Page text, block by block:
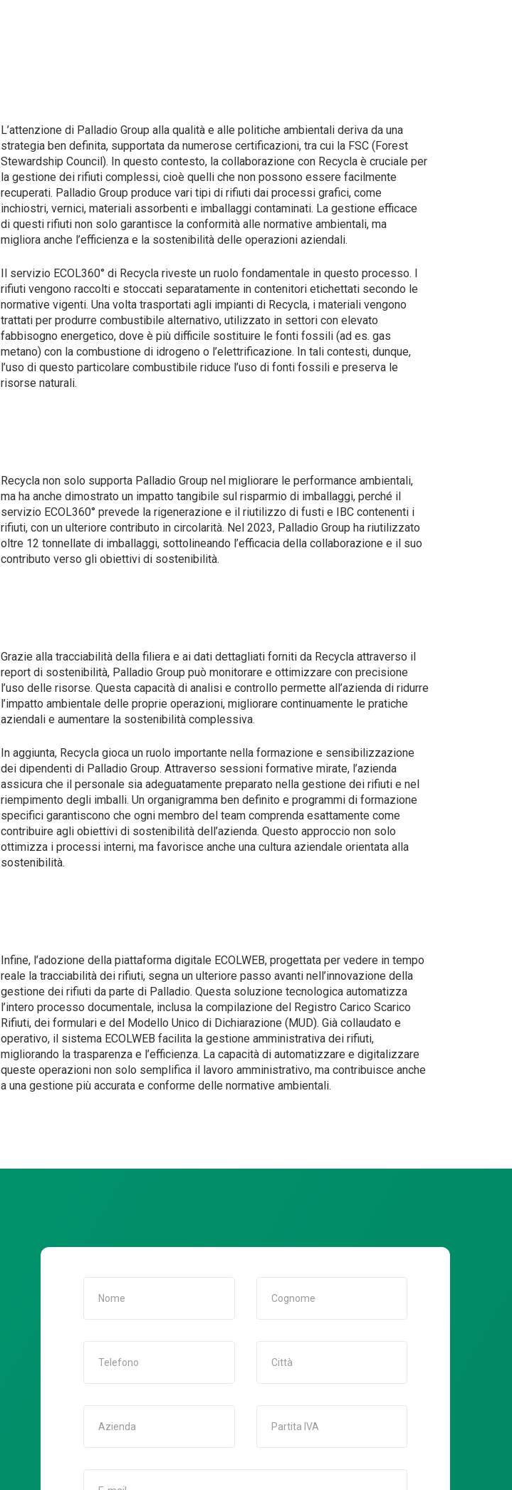
L’attenzione di Palladio Group alla qualità e alle politiche ambientali deriva da una
strategia ben definita, supportata da numerose certificazioni, tra cui la FSC (Forest
Stewardship Council). In questo contesto, la collaborazione con Recycla è cruciale per
la gestione dei rifiuti complessi, cioè quelli che non possono essere facilmente
recuperati. Palladio Group produce vari tipi di rifiuti dai processi grafici, come
inchiostri, vernici, materiali assorbenti e imballaggi contaminati. La gestione efficace
di questi rifiuti non solo garantisce la conformità alle normative ambientali, ma
migliora anche l’efficienza e la sostenibilità delle operazioni aziendali.
Il servizio ECOL360° di Recycla riveste un ruolo fondamentale in questo processo. I
rifiuti vengono raccolti e stoccati separatamente in contenitori etichettati secondo le
normative vigenti. Una volta trasportati agli impianti di Recycla, i materiali vengono
trattati per produrre combustibile alternativo, utilizzato in settori con elevato
fabbisogno energetico, dove è più difficile sostituire le fonti fossili (ad es. gas
metano) con la combustione di idrogeno o l’elettrificazione. In tali contesti, dunque,
l’uso di questo particolare combustibile riduce l’uso di fonti fossili e preserva le
risorse naturali.
Recycla non solo supporta Palladio Group nel migliorare le performance ambientali,
ma ha anche dimostrato un impatto tangibile sul risparmio di imballaggi, perché il
servizio ECOL360° prevede la rigenerazione e il riutilizzo di fusti e IBC contenenti i
rifiuti, con un ulteriore contributo in circolarità. Nel 2023, Palladio Group ha riutilizzato
oltre 12 tonnellate di imballaggi, sottolineando l’efficacia della collaborazione e il suo
contributo verso gli obiettivi di sostenibilità.
Grazie alla tracciabilità della filiera e ai dati dettagliati forniti da Recycla attraverso il
report di sostenibilità, Palladio Group può monitorare e ottimizzare con precisione
l’uso delle risorse. Questa capacità di analisi e controllo permette all’azienda di ridurre
l’impatto ambientale delle proprie operazioni, migliorare continuamente le pratiche
aziendali e aumentare la sostenibilità complessiva.
In aggiunta, Recycla gioca un ruolo importante nella formazione e sensibilizzazione
dei dipendenti di Palladio Group. Attraverso sessioni formative mirate, l’azienda
assicura che il personale sia adeguatamente preparato nella gestione dei rifiuti e nel
riempimento degli imballi. Un organigramma ben definito e programmi di formazione
specifici garantiscono che ogni membro del team comprenda esattamente come
contribuire agli obiettivi di sostenibilità dell’azienda. Questo approccio non solo
ottimizza i processi interni, ma favorisce anche una cultura aziendale orientata alla
sostenibilità.
Infine, l’adozione della piattaforma digitale ECOLWEB, progettata per vedere in tempo
reale la tracciabilità dei rifiuti, segna un ulteriore passo avanti nell’innovazione della
gestione dei rifiuti da parte di Palladio. Questa soluzione tecnologica automatizza
l’intero processo documentale, inclusa la compilazione del Registro Carico Scarico
Rifiuti, dei formulari e del Modello Unico di Dichiarazione (MUD). Già collaudato e
operativo, il sistema ECOLWEB facilita la gestione amministrativa dei rifiuti,
migliorando la trasparenza e l’efficienza. La capacità di automatizzare e digitalizzare
queste operazioni non solo semplifica il lavoro amministrativo, ma contribuisce anche
a una gestione più accurata e conforme delle normative ambientali.